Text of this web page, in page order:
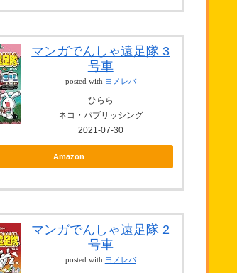
マンガでんしゃ遠足隊 3
号車
posted with ヨメレバ
ひらら
ネコ・パブリッシング
2021-07-30
Amazon
マンガでんしゃ遠足隊 2
号車
posted with ヨメレバ